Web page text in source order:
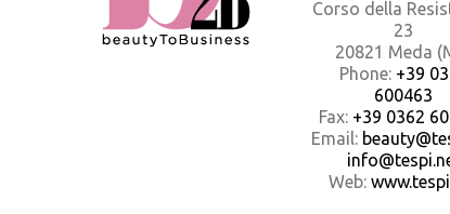
Corso della
23
20821 Meda
Phone: +39
600463
Fax: +39 0362
Email:
Web: